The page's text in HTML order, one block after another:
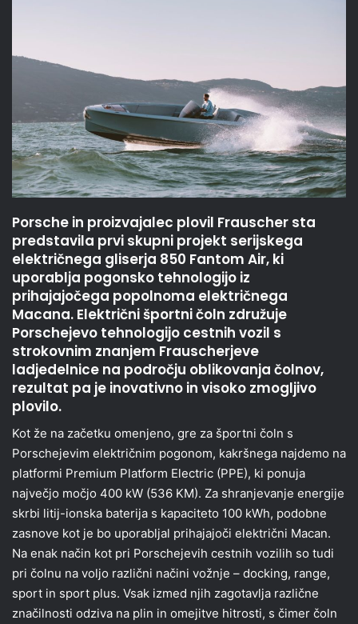
Porsche in proizvajalec plovil Frauscher sta
predstavila prvi skupni projekt serijskega
električnega gliserja 850 Fantom Air, ki
uporablja pogonsko tehnologijo iz
prihajajočega popolnoma električnega
Macana. Električni športni čoln združuje
Porschejevo tehnologijo cestnih vozil s
strokovnim znanjem Frauscherjeve
ladjedelnice na področju oblikovanja čolnov,
rezultat pa je inovativno in visoko zmogljivo
plovilo.
Kot že na začetku omenjeno, gre za športni čoln s
Porschejevim električnim pogonom, kakršnega najdemo na
platformi Premium Platform Electric (PPE), ki ponuja
največjo močjo 400 kW (536 KM). Za shranjevanje energije
skrbi litij-ionska baterija s kapaciteto 100 kWh, podobne
zasnove kot je bo uporabljal prihajajoči električni Macan.
Na enak način kot pri Porschejevih cestnih vozilih so tudi
pri čolnu na voljo različni načini vožnje – docking, range,
sport in sport plus. Vsak izmed njih zagotavlja različne
značilnosti odziva na plin in omejitve hitrosti, s čimer čoln